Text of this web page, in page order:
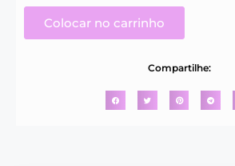
Colocar no carrinho
Compartilhe: